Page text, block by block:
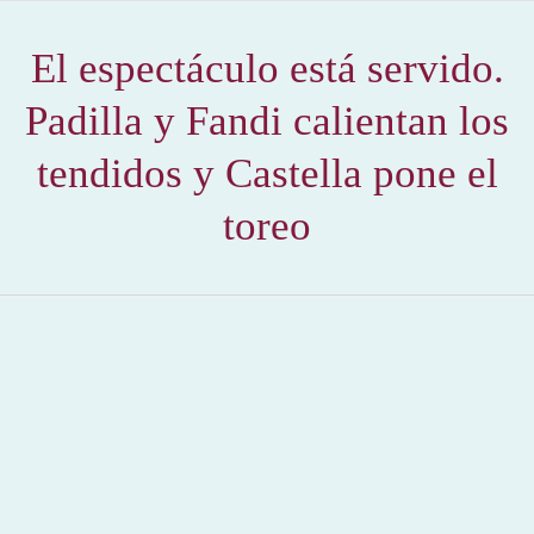
El espectáculo está servido.
Padilla y Fandi calientan los
tendidos y Castella pone el
toreo